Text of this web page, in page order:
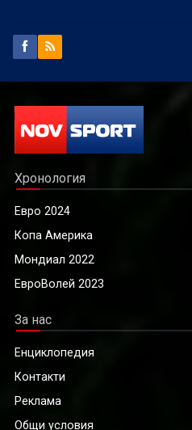
Хронология
Евро 2024
Копа Америка
Мондиал 2022
ЕвроВолей 2023
За нас
Енциклопедия
Контакти
Реклама
Общи условия